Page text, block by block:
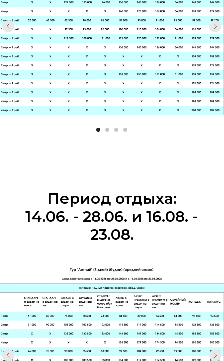
Период отдыха:
14.06. - 28.06. и 16.08. -
23.08.